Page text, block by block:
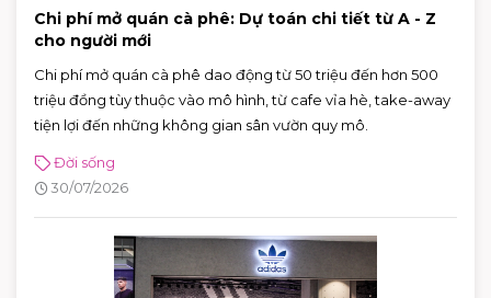
Chi phí mở quán cà phê: Dự toán chi tiết từ A - Z
cho người mới
Chi phí mở quán cà phê dao động từ 50 triệu đến hơn 500
triệu đồng tùy thuộc vào mô hình, từ cafe vỉa hè, take-away
tiện lợi đến những không gian sân vườn quy mô.
Đời sống
30/07/2026